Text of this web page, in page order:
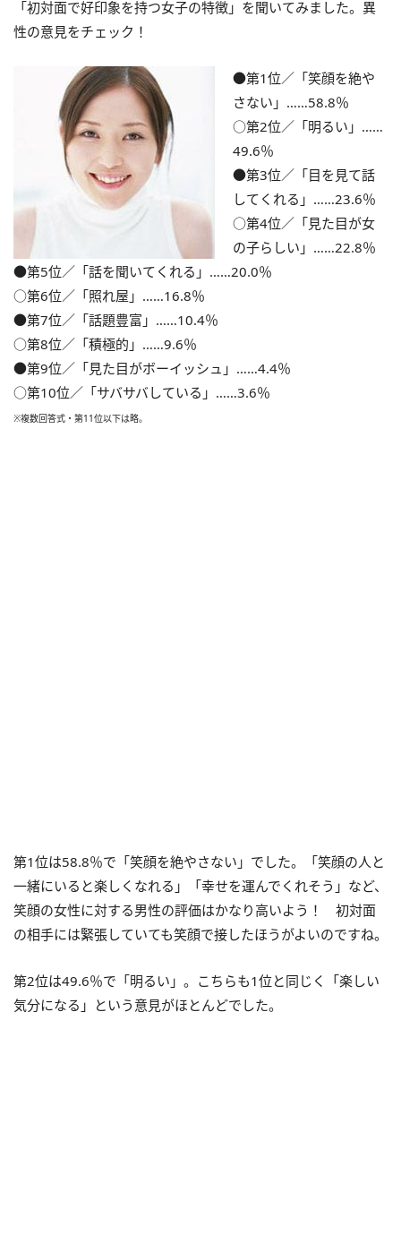
「初対面で好印象を持つ女子の特徴」を聞いてみました。異
性の意見をチェック！
●第1位／「笑顔を絶や
さない」……58.8％
○第2位／「明るい」……
49.6％
●第3位／「目を見て話
してくれる」……23.6％
○第4位／「見た目が女
の子らしい」……22.8％
●第5位／「話を聞いてくれる」……20.0％
○第6位／「照れ屋」……16.8％
●第7位／「話題豊富」……10.4％
○第8位／「積極的」……9.6％
●第9位／「見た目がボーイッシュ」……4.4％
○第10位／「サバサバしている」……3.6％
※複数回答式・第11位以下は略。
第1位は58.8％で「笑顔を絶やさない」でした。「笑顔の人と
一緒にいると楽しくなれる」「幸せを運んでくれそう」など、
笑顔の女性に対する男性の評価はかなり高いよう！ 初対面
の相手には緊張していても笑顔で接したほうがよいのですね。
第2位は49.6％で「明るい」。こちらも1位と同じく「楽しい
気分になる」という意見がほとんどでした。